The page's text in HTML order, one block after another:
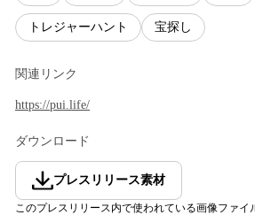
トレジャーハント 宝探し
関連リンク
https://pui.life/
ダウンロード
プレスリリース素材
このプレスリリース内で使われている画像ファイ